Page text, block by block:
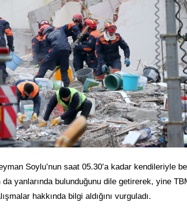
Soylu’nun saat 05.30’a kadar kendileriyle
yanlarında bulunduğunu dile getirerek, yine
hakkında bilgi aldığını vurguladı.